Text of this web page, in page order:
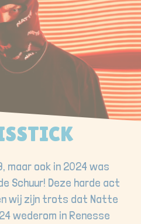
maar ook in 2024 was
Schuur! Deze harde act
wij zijn trots dat Natte
wederom in Renesse